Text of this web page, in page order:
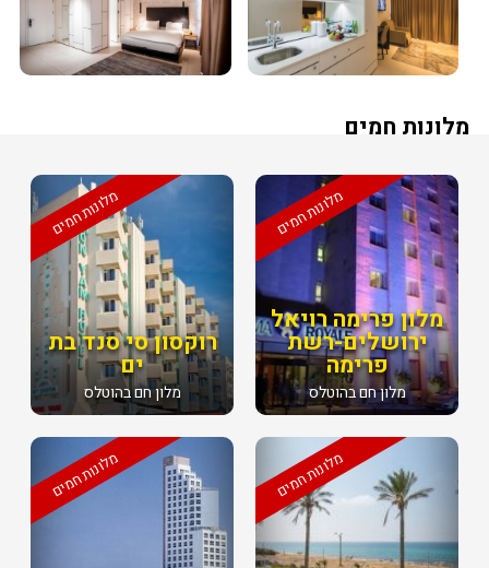
מלונות חמים
מלונות חמים
רוקסון סי סנד בת
ים
מלון חם בהוטלס
מלונות חמים
מלון פרימה רויאל
ירושלים-רשת
פרימה
מלון חם בהוטלס
מלונות חמים מלונות חמים